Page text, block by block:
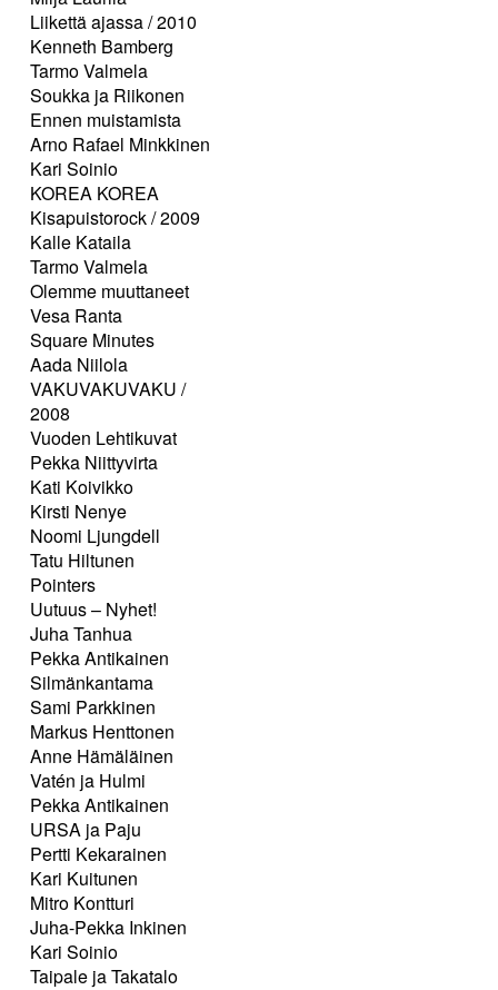
Liikettä ajassa / 2010
Kenneth Bamberg
Tarmo Valmela
Soukka ja Riikonen
Ennen muistamista
Arno Rafael Minkkinen
Kari Soinio
KOREA KOREA
Kisapuistorock / 2009
Kalle Kataila
Tarmo Valmela
Olemme muuttaneet
Vesa Ranta
Square Minutes
Aada Niilola
VAKUVAKUVAKU /
2008
Vuoden Lehtikuvat
Pekka Niittyvirta
Kati Koivikko
Kirsti Nenye
Noomi Ljungdell
Tatu Hiltunen
Pointers
Uutuus – Nyhet!
Juha Tanhua
Pekka Antikainen
Silmänkantama
Sami Parkkinen
Markus Henttonen
Anne Hämäläinen
Vatén ja Hulmi
Pekka Antikainen
URSA ja Paju
Pertti Kekarainen
Kari Kuitunen
Mitro Kontturi
Juha-Pekka Inkinen
Kari Soinio
Taipale ja Takatalo